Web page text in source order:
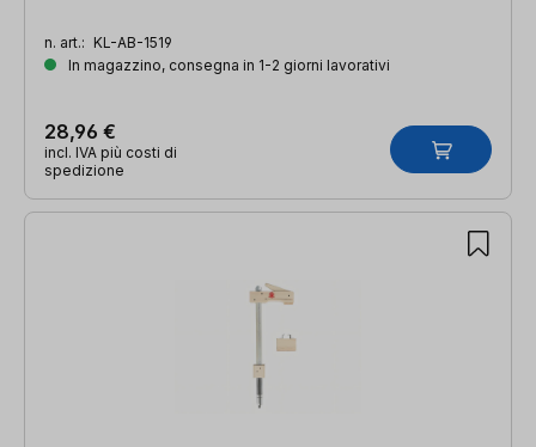
n. art.: KL-AB-1519
In magazzino, consegna in 1-2 giorni lavorativi
28,96 €
incl. IVA più costi di
spedizione